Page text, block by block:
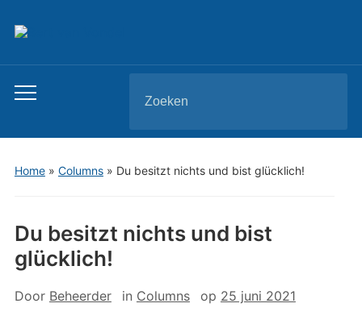
Toggle
menu
naar:
Home» Columns» Du besitzt nichts und bist glücklich!
Du besitzt nichts und bist
glücklich!
Door Beheerder in Columns op 25 juni 2021